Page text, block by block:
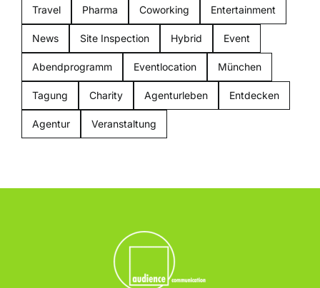
Travel Pharma Coworking Entertainment
News Site Inspection Hybrid Event
Abendprogramm Eventlocation München
Tagung Charity Agenturleben Entdecken
Agentur Veranstaltung